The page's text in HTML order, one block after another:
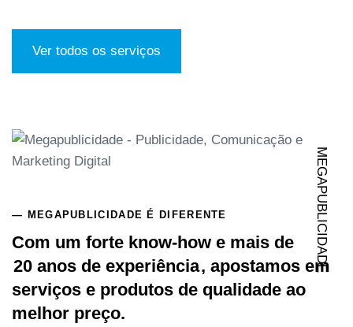
Ver todos os serviços
MEGAPUBLICIDADE
— MEGAPUBLICIDADE É DIFERENTE
Com um forte know-how e mais de
20 anos de experiência, apostamos em
serviços e produtos de qualidade ao
melhor preço.